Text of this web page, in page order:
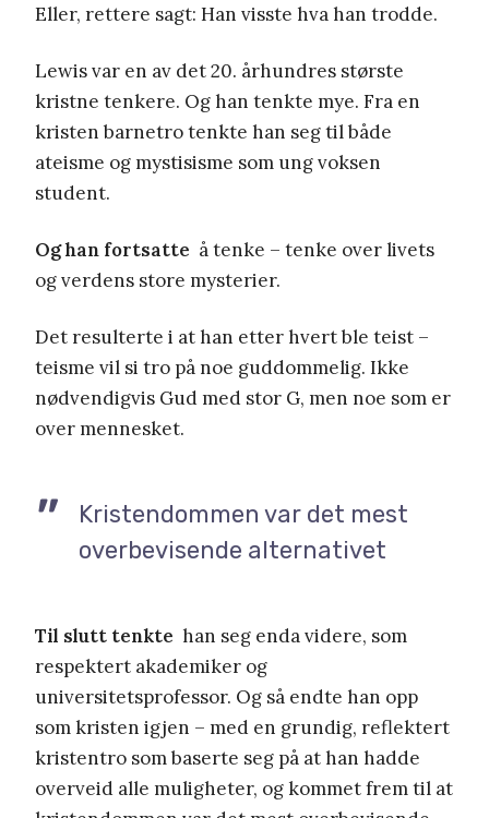
Eller, rettere sagt: Han visste hva han trodde.
Lewis var en av det 20. århundres største
kristne tenkere. Og han tenkte mye. Fra en
kristen barnetro tenkte han seg til både
ateisme og mystisisme som ung voksen
student.
Og han fortsatte å tenke – tenke over livets
og verdens store mysterier.
Det resulterte i at han etter hvert ble teist –
teisme vil si tro på noe guddommelig. Ikke
nødvendigvis Gud med stor G, men noe som er
over mennesket.
Kristendommen var det mest
overbevisende alternativet
Til slutt tenkte han seg enda videre, som
respektert akademiker og
universitetsprofessor. Og så endte han opp
som kristen igjen – med en grundig, reflektert
kristentro som baserte seg på at han hadde
overveid alle muligheter, og kommet frem til at